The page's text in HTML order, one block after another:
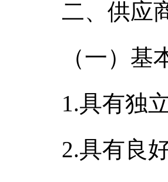
二、供应
（一）基
1.具有独
2.具有良